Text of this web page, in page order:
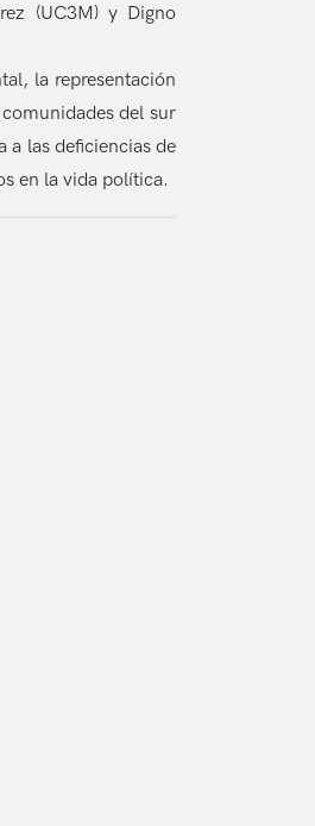
(UC3M) y Digno
la representación
del sur
a las deficiencias de
en la vida política.